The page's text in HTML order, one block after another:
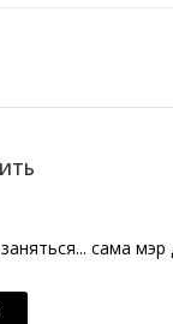
сама